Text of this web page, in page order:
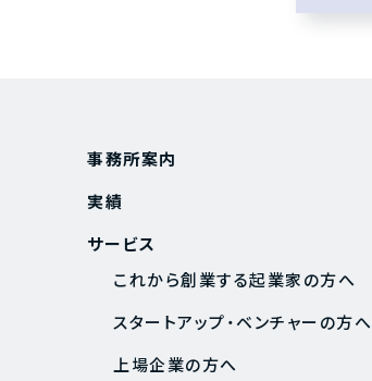
事務所案内
実績
サービス
これから創業する起業家の方へ
スタートアップ・ベンチャーの方へ
上場企業の方へ